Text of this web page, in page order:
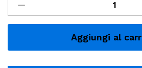
Plastica
Aggiungi al